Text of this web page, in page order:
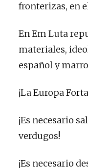
fronterizas, en
En Em Luta
materiales,
español y
¡La Europa
¡Es necesario
verdugos!
¡Es necesario